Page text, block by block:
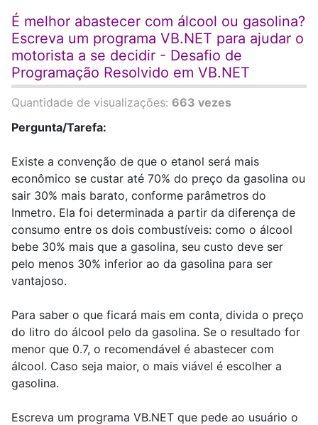
É melhor abastecer com álcool ou gasolina?
Escreva um programa VB.NET para ajudar o
motorista a se decidir - Desafio de
Programação Resolvido em VB.NET
Quantidade de visualizações: 663 vezes
Pergunta/Tarefa:
Existe a convenção de que o etanol será mais
econômico se custar até 70% do preço da gasolina ou
sair 30% mais barato, conforme parâmetros do
Inmetro. Ela foi determinada a partir da diferença de
consumo entre os dois combustíveis: como o álcool
bebe 30% mais que a gasolina, seu custo deve ser
pelo menos 30% inferior ao da gasolina para ser
vantajoso.
Para saber o que ficará mais em conta, divida o preço
do litro do álcool pelo da gasolina. Se o resultado for
menor que 0.7, o recomendável é abastecer com
álcool. Caso seja maior, o mais viável é escolher a
gasolina.
Escreva um programa VB.NET que pede ao usuário o